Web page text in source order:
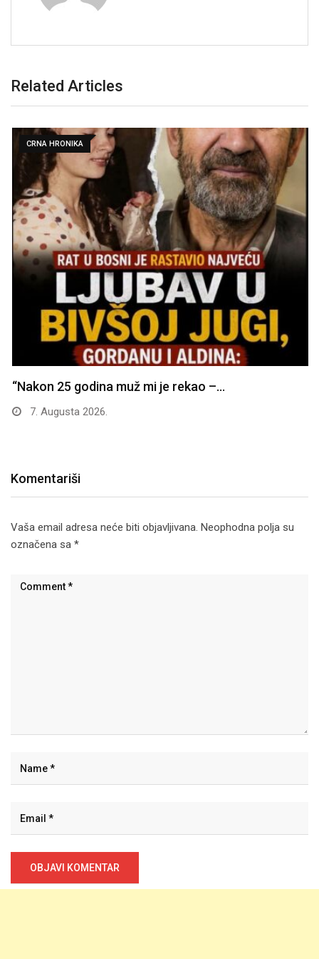
Related Articles
CRNA HRONIKA
“Nakon 25 godina muž mi je rekao –…
7. Augusta 2026.
Komentariši
Vaša email adresa neće biti objavljivana. Neophodna polja su
označena sa *